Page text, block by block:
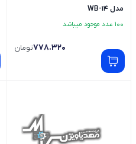
مدل WB-14
100 عدد موجود میباشد
778.320تومان